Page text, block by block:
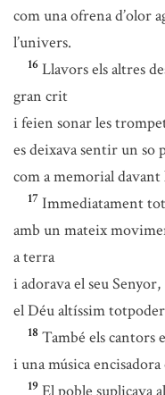
com una ofrena d’olor
l’univers.
16 Llavors els altres
gran crit
i feien sonar les
es deixava sentir un so
com a memorial davant
17 Immediatament
amb un mateix
a terra
i adorava el seu Senyor,
el Déu altíssim
18 També els cantors
i una música
19